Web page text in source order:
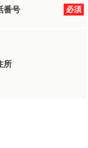
必須
番号
所